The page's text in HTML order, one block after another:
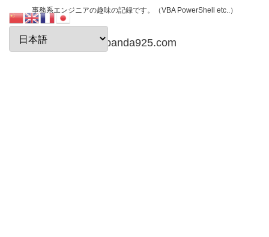
事務系エンジニアの趣味の記録です。（VBA PowerShell etc..）
papanda925.com